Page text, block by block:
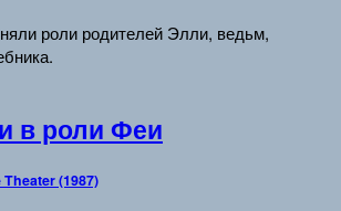
роли родителей Элли, ведьм,
в роли Феи
(1987)